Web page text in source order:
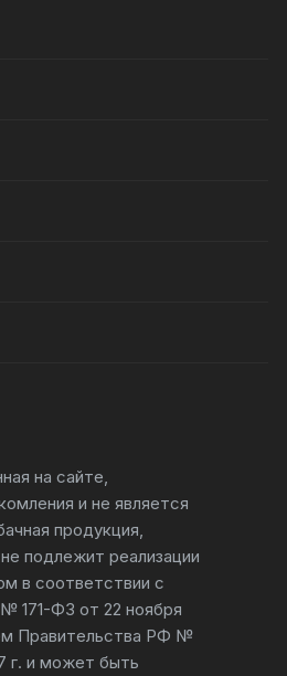
на сайте,
и не является
продукция,
подлежит реализации
в соответствии с
171-ФЗ от 22 ноября
Правительства РФ №
г. и может быть